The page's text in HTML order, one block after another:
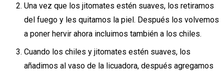
Una vez que los jitomates estén suaves, los retiramos
del fuego y les quitamos la piel. Después los volvemos
a poner hervir ahora incluimos también a los chiles.
Cuando los chiles y jitomates estén suaves, los
añadimos al vaso de la licuadora, después agregamos